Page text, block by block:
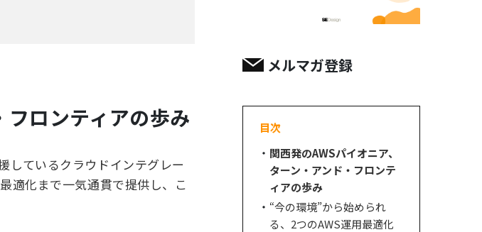
ロンティアの歩み
しているクラウドインテグレー
適化まで一気通貫で提供し、こ
メルマガ登録
目次
関西発のAWSパイオニア、
ターン・アンド・フロンテ
ィアの歩み
“今の環境”から始められ
る、2つのAWS運用最適化